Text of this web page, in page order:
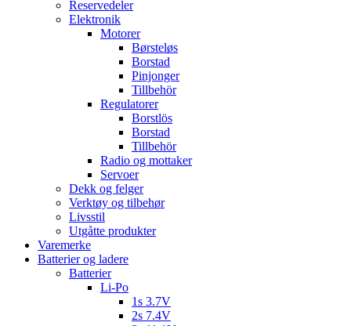
Reservedeler
Elektronik
Motorer
Børsteløs
Borstad
Pinjonger
Tillbehör
Regulatorer
Borstlös
Borstad
Tillbehör
Radio og mottaker
Servoer
Dekk og felger
Verktøy og tilbehør
Livsstil
Utgåtte produkter
Varemerke
Batterier og ladere
Batterier
Li-Po
1s 3.7V
2s 7.4V